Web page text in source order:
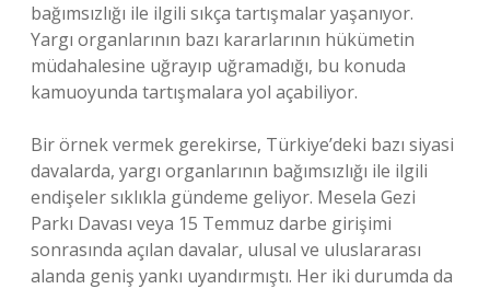
bağımsızlığı ile ilgili sıkça tartışmalar yaşanıyor.
Yargı organlarının bazı kararlarının hükümetin
müdahalesine uğrayıp uğramadığı, bu konuda
kamuoyunda tartışmalara yol açabiliyor.
Bir örnek vermek gerekirse, Türkiye’deki bazı siyasi
davalarda, yargı organlarının bağımsızlığı ile ilgili
endişeler sıklıkla gündeme geliyor. Mesela Gezi
Parkı Davası veya 15 Temmuz darbe girişimi
sonrasında açılan davalar, ulusal ve uluslararası
alanda geniş yankı uyandırmıştı. Her iki durumda da